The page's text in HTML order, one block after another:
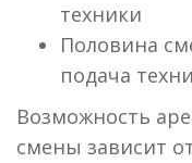
техники
Половина
подача
Возможность
смены зависит